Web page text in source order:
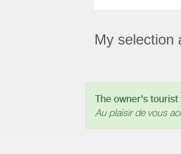
My selection
The owner's
Au plaisir de vous